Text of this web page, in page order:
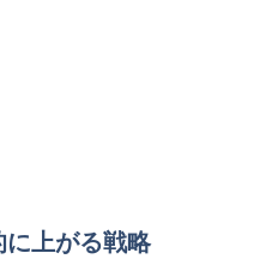
に上がる戦略